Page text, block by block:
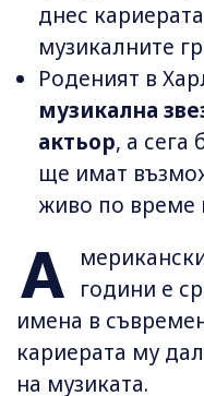
днес
музикалните
Роденият в
музикална
актьор, а сега
ще имат
живо по време
А
години е
имена в
кариерата му
на музиката.